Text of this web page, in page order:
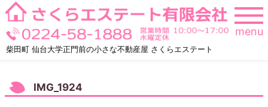
Skip
to
content
柴田町 仙台大学正門前の小さな不動産屋 さくらエステート
menu
IMG_1924